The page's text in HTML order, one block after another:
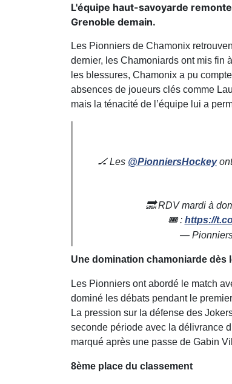
L'équipe haut-savoyarde
Grenoble demain.
Les Pionniers de Chamonix
dernier, les Chamoniards ont mis fin
les blessures, Chamonix a pu
absences de joueurs clés comme
mais la ténacité de l’équipe lui a
🏒 Les @PionniersHockey
🔜 RDV mardi à
🎟 : https://
—
Une domination chamoniarde dès
Les Pionniers ont abordé le match
dominé les débats pendant le
La pression sur la défense des
seconde période avec la délivrance
marqué après une passe de Gabin
8ème place du classement